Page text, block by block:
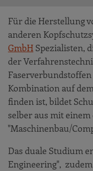
Für die Herstellung
anderen
GmbH Spezialisten,
der
Kombination auf
finden ist, bildet
selber aus mit
"Maschinenbau/
Das duale Studium
Engineering",